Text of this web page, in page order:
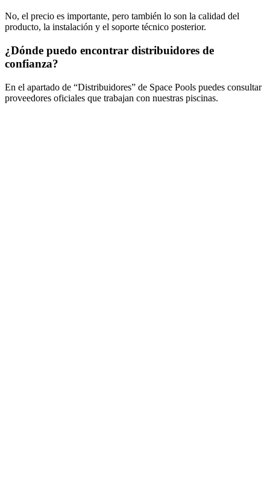
No, el precio es importante, pero también lo son la calidad del
producto, la instalación y el soporte técnico posterior.
¿Dónde puedo encontrar distribuidores de
confianza?
En el apartado de “Distribuidores” de Space Pools puedes consultar
proveedores oficiales que trabajan con nuestras piscinas.